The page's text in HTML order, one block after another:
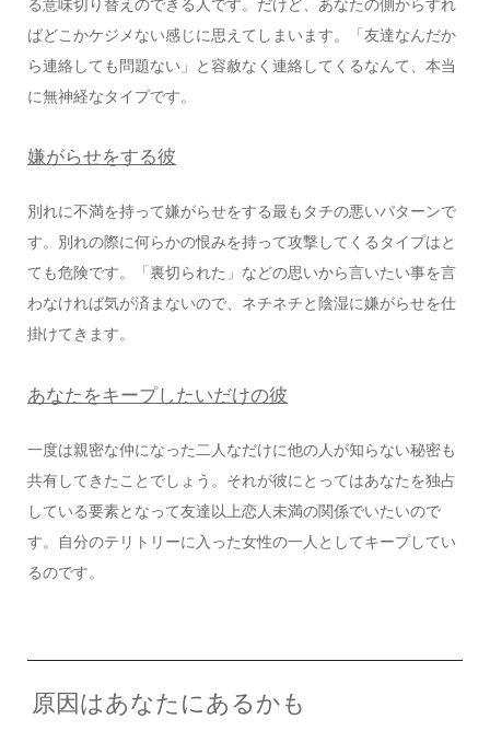
る意味切り替えのできる人です。だけど、あなたの側からすれ
ばどこかケジメない感じに思えてしまいます。「友達なんだか
ら連絡しても問題ない」と容赦なく連絡してくるなんて、本当
に無神経なタイプです。
嫌がらせをする彼
別れに不満を持って嫌がらせをする最もタチの悪いパターンで
す。別れの際に何らかの恨みを持って攻撃してくるタイプはと
ても危険です。「裏切られた」などの思いから言いたい事を言
わなければ気が済まないので、ネチネチと陰湿に嫌がらせを仕
掛けてきます。
あなたをキープしたいだけの彼
一度は親密な仲になった二人なだけに他の人が知らない秘密も
共有してきたことでしょう。それが彼にとってはあなたを独占
している要素となって友達以上恋人未満の関係でいたいので
す。自分のテリトリーに入った女性の一人としてキープしてい
るのです。
原因はあなたにあるかも